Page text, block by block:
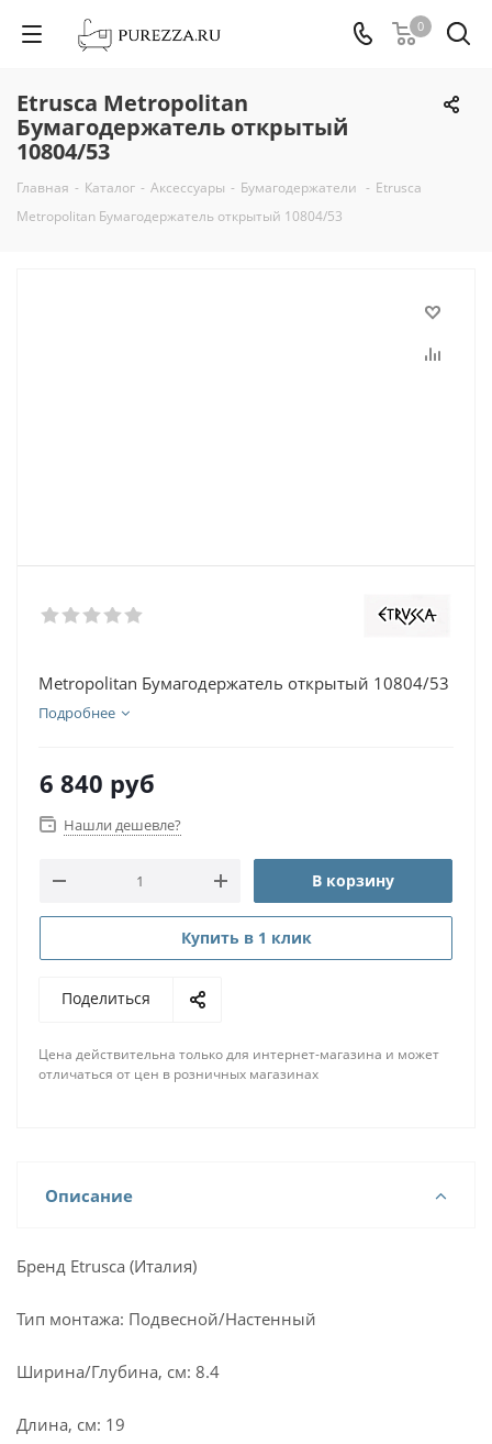
0
Etrusca Metropolitan
Бумагодержатель открытый
10804/53
Главная - Каталог - Аксессуары - Бумагодержатели - Etrusca
Metropolitan Бумагодержатель открытый 10804/53
Metropolitan Бумагодержатель открытый 10804/53
Подробнее
6 840 руб
Нашли дешевле?
В корзину
Купить в 1 клик
Поделиться
Цена действительна только для интернет-магазина и может
отличаться от цен в розничных магазинах
Описание
Бренд Etrusca (Италия)
Тип монтажа: Подвесной/Настенный
Ширина/Глубина, см: 8.4
Длина, см: 19